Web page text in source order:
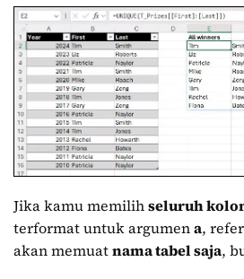
Jika kamu memilihseluruh
terformat untuk argumena,
akan memuatnama tabel saja,